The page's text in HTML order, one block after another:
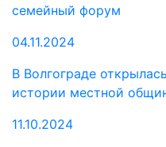
семейный форум
04.11.2024
В Волгограде
истории местной
11.10.2024